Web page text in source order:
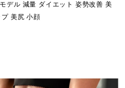
デル 減量 ダイエット 姿勢改善 美
美尻 小顔